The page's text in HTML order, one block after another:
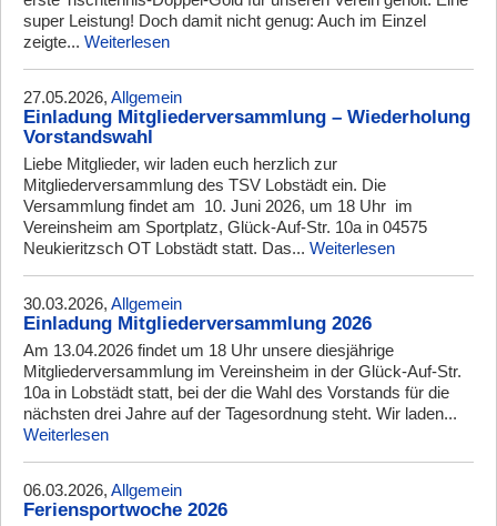
super Leistung! Doch damit nicht genug: Auch im Einzel
zeigte... Weiterlesen
27.05.2026, Allgemein
Einladung Mitgliederversammlung – Wiederholung
Vorstandswahl
Liebe Mitglieder, wir laden euch herzlich zur
Mitgliederversammlung des TSV Lobstädt ein. Die
Versammlung findet am 10. Juni 2026, um 18 Uhr im
Vereinsheim am Sportplatz, Glück-Auf-Str. 10a in 04575
Neukieritzsch OT Lobstädt statt. Das... Weiterlesen
30.03.2026, Allgemein
Einladung Mitgliederversammlung 2026
Am 13.04.2026 findet um 18 Uhr unsere diesjährige
Mitgliederversammlung im Vereinsheim in der Glück-Auf-Str.
10a in Lobstädt statt, bei der die Wahl des Vorstands für die
nächsten drei Jahre auf der Tagesordnung steht. Wir laden...
Weiterlesen
06.03.2026, Allgemein
Feriensportwoche 2026